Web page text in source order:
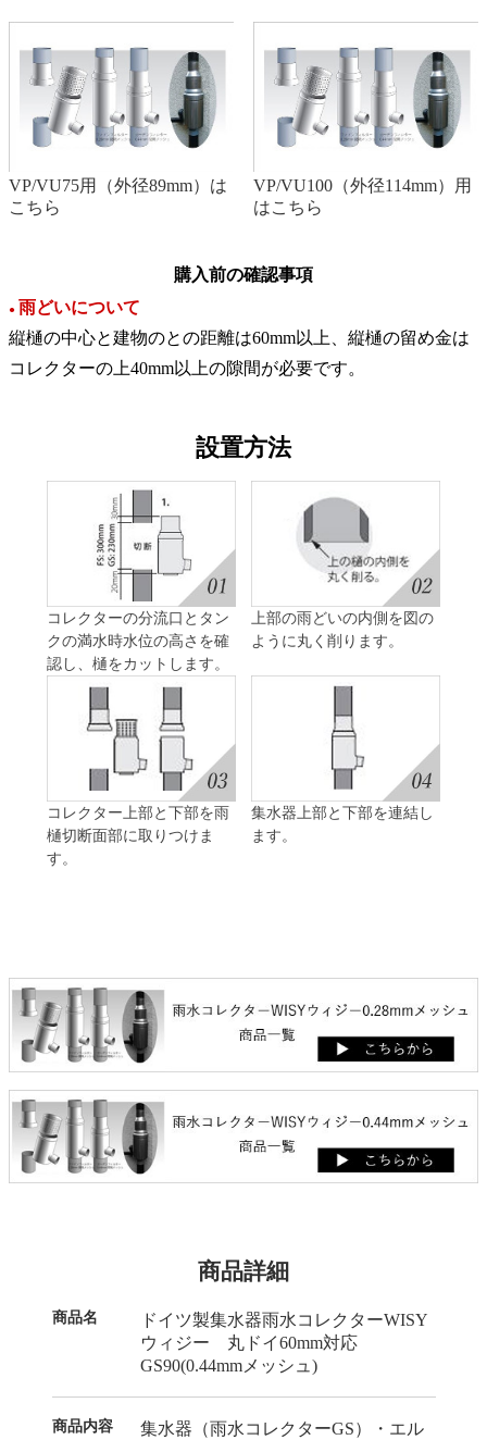
VP/VU75用（外径89mm）は
こちら
VP/VU100（外径114mm）用
はこちら
購入前の確認事項
● 雨どいについて
縦樋の中心と建物のとの距離は60mm以上、縦樋の留め金は
コレクターの上40mm以上の隙間が必要です。
設置方法
コレクターの分流口とタン
クの満水時水位の高さを確
認し、樋をカットします。
上部の雨どいの内側を図の
ように丸く削ります。
コレクター上部と下部を雨
樋切断面部に取りつけま
す。
集水器上部と下部を連結し
ます。
商品詳細
商品名
ドイツ製集水器雨水コレクターWISY
ウィジー 丸ドイ60mm対応
GS90(0.44mmメッシュ)
商品内容
集水器（雨水コレクターGS）・エル